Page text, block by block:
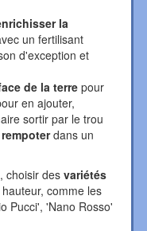
la
un fertilisant
d'exception et
de la terrepour
en ajouter,
sortir par le trou
rempoterdans un
choisir des variétés
comme les
Pucci', 'Nano Rosso'